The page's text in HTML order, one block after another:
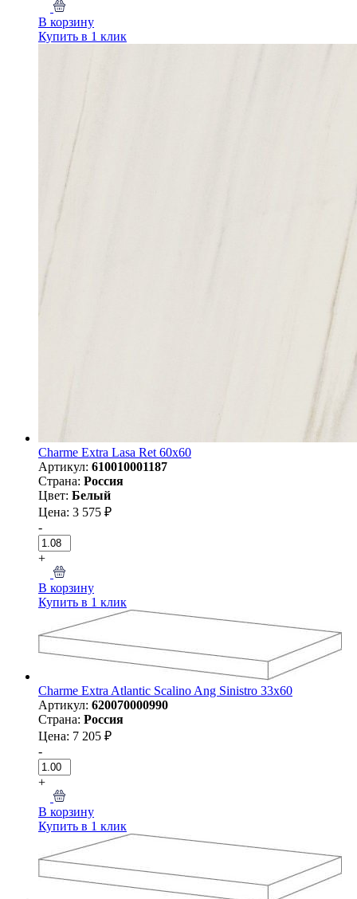
В корзину
Купить в 1 клик
Charme Extra Lasa Ret 60x60
Артикул: 610010001187
Страна: Россия
Цвет: Белый
Цена: 3 575 ₽
-
+
В корзину
Купить в 1 клик
Charme Extra Atlantic Scalino Ang Sinistro 33x60
Артикул: 620070000990
Страна: Россия
Цена: 7 205 ₽
-
+
В корзину
Купить в 1 клик